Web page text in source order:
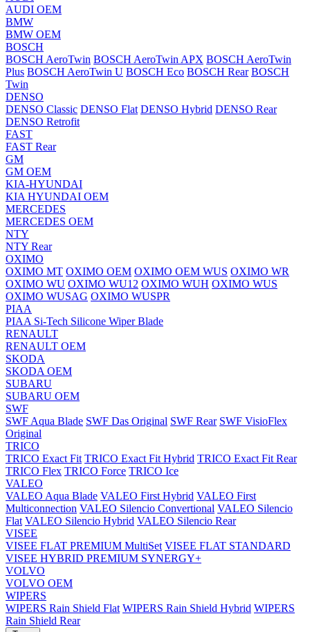
AUDI OEM
BMW
BMW OEM
BOSCH
BOSCH AeroTwin BOSCH AeroTwin APX BOSCH AeroTwin
Plus BOSCH AeroTwin U BOSCH Eco BOSCH Rear BOSCH
Twin
DENSO
DENSO Classic DENSO Flat DENSO Hybrid DENSO Rear
DENSO Retrofit
FAST
FAST Rear
GM
GM OEM
KIA-HYUNDAI
KIA HYUNDAI OEM
MERCEDES
MERCEDES OEM
NTY
NTY Rear
OXIMO
OXIMO MT OXIMO OEM OXIMO OEM WUS OXIMO WR
OXIMO WU OXIMO WU12 OXIMO WUH OXIMO WUS
OXIMO WUSAG OXIMO WUSPR
PIAA
PIAA Si-Tech Silicone Wiper Blade
RENAULT
RENAULT OEM
SKODA
SKODA OEM
SUBARU
SUBARU OEM
SWF
SWF Aqua Blade SWF Das Original SWF Rear SWF VisioFlex
Original
TRICO
TRICO Exact Fit TRICO Exact Fit Hybrid TRICO Exact Fit Rear
TRICO Flex TRICO Force TRICO Ice
VALEO
VALEO Aqua Blade VALEO First Hybrid VALEO First
Multiconnection VALEO Silencio Convertional VALEO Silencio
Flat VALEO Silencio Hybrid VALEO Silencio Rear
VISEE
VISEE FLAT PREMIUM MultiSet VISEE FLAT STANDARD
VISEE HYBRID PREMIUM SYNERGY+
VOLVO
VOLVO OEM
WIPERS
WIPERS Rain Shield Flat WIPERS Rain Shield Hybrid WIPERS
Rain Shield Rear